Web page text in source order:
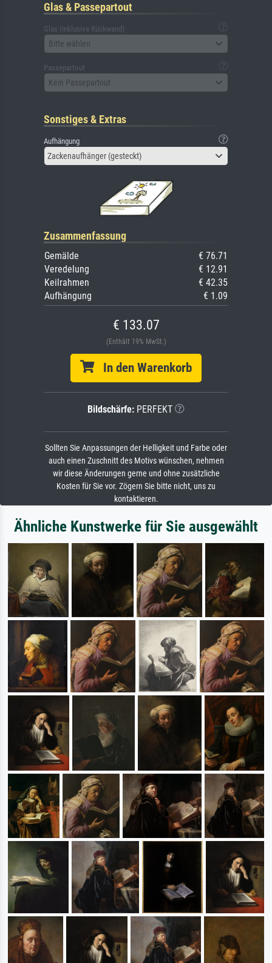
Glas & Passepartout
Glas (inklusive Rückwand)
Bitte wählen
Passepartout
Kein Passepartout
Sonstiges & Extras
Aufhängung
Zackenaufhänger (gesteckt)
Zusammenfassung
Gemälde
€ 76.71
Veredelung
€ 12.91
Keilrahmen
€ 42.35
Aufhängung
€ 1.09
€ 133.07
(Enthält 19% MwSt.)
In den Warenkorb
Bildschärfe: PERFEKT
Sollten Sie Anpassungen der Helligkeit und Farbe oder
auch einen Zuschnitt des Motivs wünschen, nehmen
wir diese Änderungen gerne und ohne zusätzliche
Kosten für Sie vor. Zögern Sie bitte nicht, uns zu
kontaktieren.
Ähnliche Kunstwerke für Sie ausgewählt